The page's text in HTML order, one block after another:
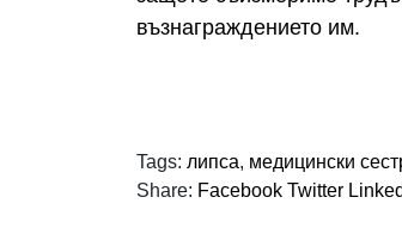
възнаграждението им.
Tags: липса, медицински
Share: Facebook Twitter